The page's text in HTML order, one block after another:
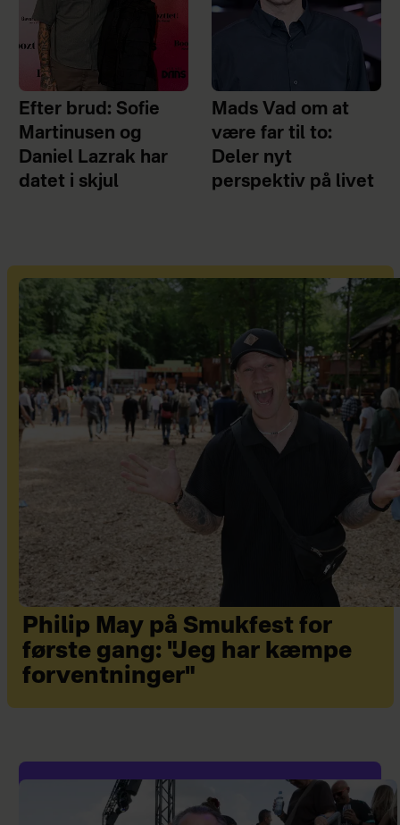
Efter brud: Sofie
Martinusen og
Daniel Lazrak har
datet i skjul
Mads Vad om at
være far til to:
Deler nyt
perspektiv på livet
Philip May på Smukfest for
første gang: "Jeg har kæmpe
forventninger"